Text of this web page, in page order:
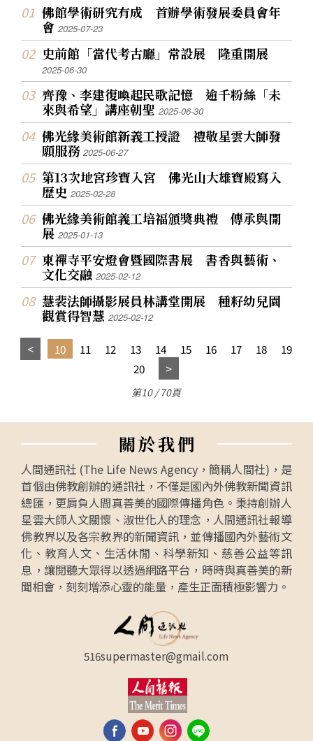
佛館學術研究有成 首辦學術發展委員會年
會2025-07-23
史前館「當代考古廳」常設展 隆重開展
2025-06-30
齊豫、李建復喚起民歌記憶 逾千粉絲「未
來與希望」講座朝聖2025-06-30
佛光緣美術館新義工授證 禮敬星雲大師發
願服務2025-06-27
第13次地宮珍寶入宮 佛光山大雄寶殿寫入
歷史2025-02-28
佛光緣美術館義工培福頒獎典禮 傳承與開
展2025-01-13
東禪寺平安燈會暨國際書展 書香與藝術、
文化交融2025-02-12
慧裴法師攝影展員林講堂開展 種籽幼兒園
觀賞得智慧2025-02-12
10 11 12 13 14 15 16 17 18
19
20
第10 / 70頁
關於我們
人間通訊社 (The Life News Agency，簡稱人間社)，是
首個由佛教創辦的通訊社，不僅是國內外佛教新聞資訊
總匯，更肩負人間真善美的國際傳播角色。秉持創辦人
星雲大師人文關懷、淑世化人的理念，人間通訊社報導
佛教界以及各宗教界的新聞資訊，並傳播國內外藝術文
化、教育人文、生活休閒、科學新知、慈善公益等訊
息，讓閱聽大眾得以透過網路平台，時時與真善美的新
聞相會，刻刻增添心靈的能量，產生正面積極影響力。
516supermaster@gmail.com